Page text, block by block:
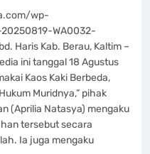
wp-
WA0032-
Haris Kab. Berau, Kaltim –
ini tanggal 18 Agustus
Kaos Kaki Berbeda,
Muridnya,” pihak
(Aprilia Natasya) mengaku
tersebut secara
Ia juga mengaku